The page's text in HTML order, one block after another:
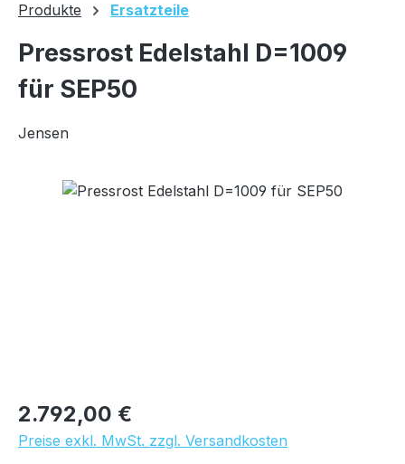
Produkte Ersatzteile
Pressrost Edelstahl D=1009
für SEP50
Jensen
Bildergalerie überspringen
Regulärer Preis:
2.792,00 €
Preise exkl. MwSt. zzgl. Versandkosten